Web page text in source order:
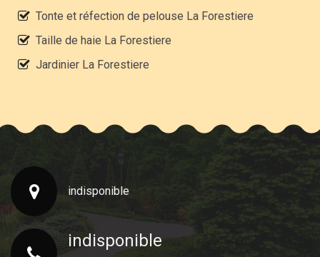
Tonte et réfection de pelouse La Forestiere
Taille de haie La Forestiere
Jardinier La Forestiere
indisponible
indisponible